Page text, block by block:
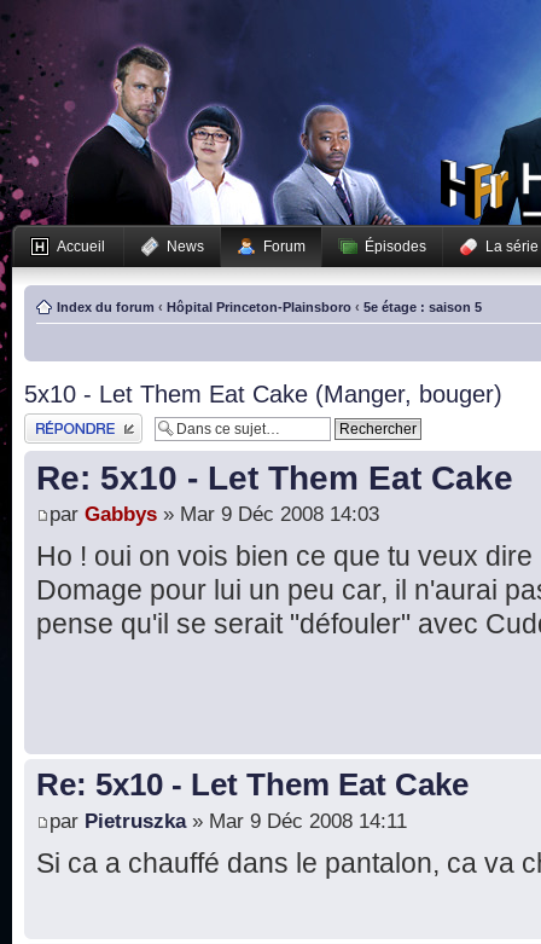
Accueil News Forum Épisodes La série
Index du forum ‹ Hôpital Princeton-Plainsboro ‹ 5e étage : saison 5
5x10 - Let Them Eat Cake (Manger, bouger)
Publier une réponse
Re: 5x10 - Let Them Eat Cake
par Gabbys » Mar 9 Déc 2008 14:03
Ho ! oui on vois bien ce que tu veux dire
Domage pour lui un peu car, il n'aurai
pense qu'il se serait "défouler" avec
Re: 5x10 - Let Them Eat Cake
par Pietruszka» Mar 9 Déc 2008 14:11
Si ca a chauffé dans le pantalon, ca va